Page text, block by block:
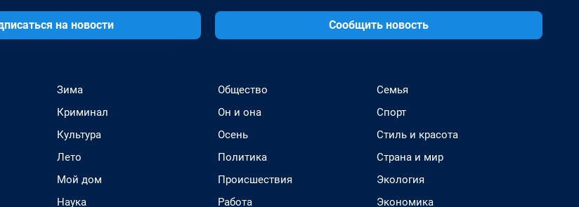
на новости Сообщить новость
Зима
Криминал
Культура
Лето
Мой дом
Наука
Общество
Он и она
Осень
Политика
Происшествия
Работа
Семья
Спорт
Стиль и красота
Страна и мир
Экология
Экономика